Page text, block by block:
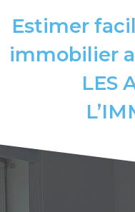
Estimer
immobilier
LES